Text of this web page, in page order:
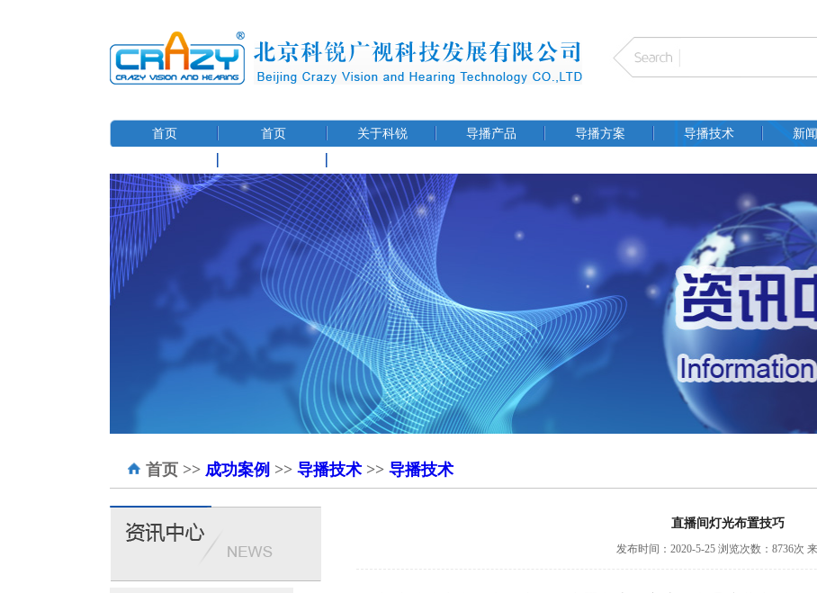
首页 首页 关于科锐 导播产品 导播方案 导播技术 新
首页 >> 成功案例 >> 导播技术 >> 导播技术
直播间灯光布置技巧
发布时间：2020-5-25 浏览次数：8736次